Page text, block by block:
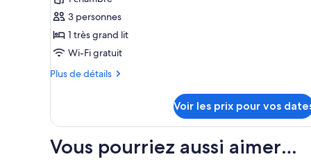
sur
ville
ce
type
de
chambre :
Appartement
3 personnes
1 très grand lit
Wi-Fi gratuit
Plus de détails
Plus
le
de
Voir les prix pour vos
Vous pourriez aussi aimer…